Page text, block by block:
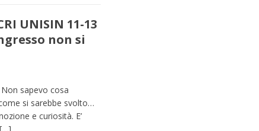
UNISIN 11-13
non si
sapevo cosa
si sarebbe svolto…
e curiosità. E’